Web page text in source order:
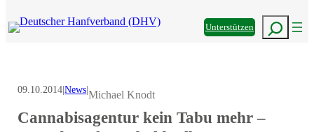
UnterstützenSuchen
09.10.2014|News|Michael Knodt
Cannabisagentur kein Tabu mehr –